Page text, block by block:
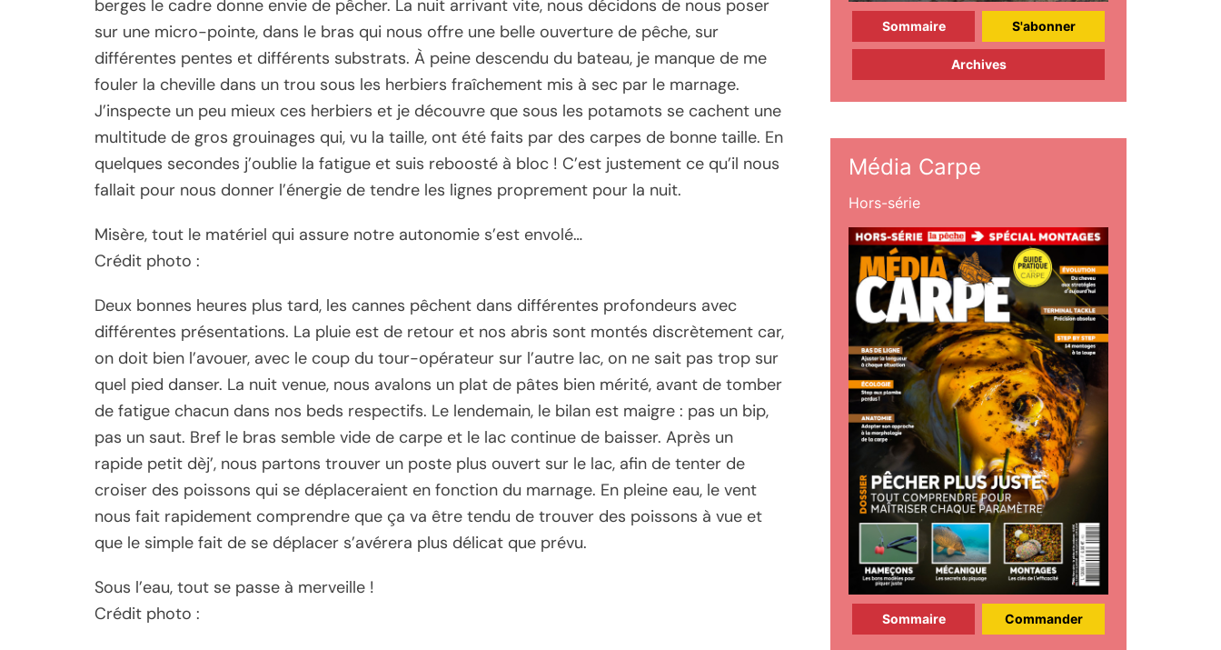
berges le cadre donne envie de pêcher. La nuit arrivant vite, nous décidons de nous poser
sur une micro-pointe, dans le bras qui nous offre une belle ouverture de pêche, sur
différentes pentes et différents substrats. À peine descendu du bateau, je manque de me
fouler la cheville dans un trou sous les herbiers fraîchement mis à sec par le marnage.
J’inspecte un peu mieux ces herbiers et je découvre que sous les potamots se cachent une
multitude de gros grouinages qui, vu la taille, ont été faits par des carpes de bonne taille. En
quelques secondes j’oublie la fatigue et suis reboosté à bloc ! C’est justement ce qu’il nous
fallait pour nous donner l’énergie de tendre les lignes proprement pour la nuit.
Misère, tout le matériel qui assure notre autonomie s’est envolé…
Crédit photo :
Deux bonnes heures plus tard, les cannes pêchent dans différentes profondeurs avec
différentes présentations. La pluie est de retour et nos abris sont montés discrètement car,
on doit bien l’avouer, avec le coup du tour-opérateur sur l’autre lac, on ne sait pas trop sur
quel pied danser. La nuit venue, nous avalons un plat de pâtes bien mérité, avant de tomber
de fatigue chacun dans nos beds respectifs. Le lendemain, le bilan est maigre : pas un bip,
pas un saut. Bref le bras semble vide de carpe et le lac continue de baisser. Après un
rapide petit dèj’, nous partons trouver un poste plus ouvert sur le lac, afin de tenter de
croiser des poissons qui se déplaceraient en fonction du marnage. En pleine eau, le vent
nous fait rapidement comprendre que ça va être tendu de trouver des poissons à vue et
que le simple fait de se déplacer s’avérera plus délicat que prévu.
Sous l’eau, tout se passe à merveille !
Crédit photo :
Sommaire S'abonner
Archives
Média Carpe
Hors-série
Sommaire Commander